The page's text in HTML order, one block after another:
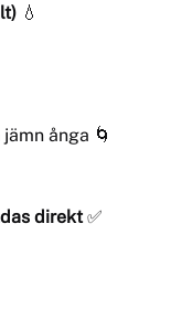
💧
ånga 🌀
direkt✅